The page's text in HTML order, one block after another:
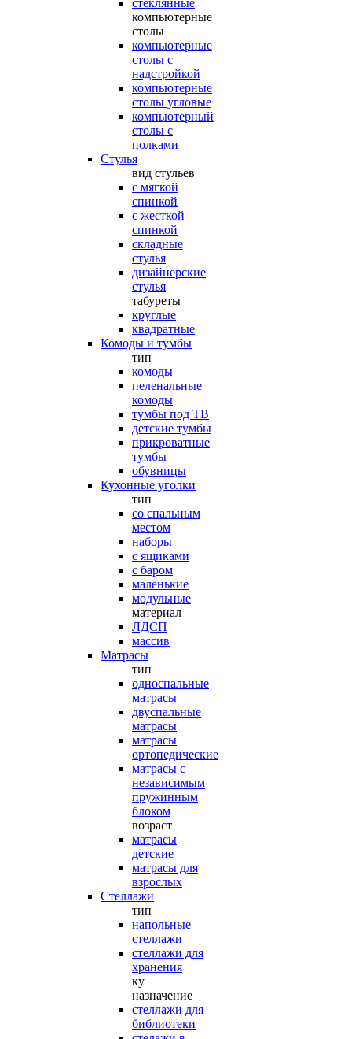
стеклянные
компьютерные
столы
компьютерные
столы с
надстройкой
компьютерные
столы угловые
компьютерный
столы с
полками
Стулья
вид стульев
с мягкой
спинкой
с жесткой
спинкой
складные
стулья
дизайнерские
стулья
табуреты
круглые
квадратные
Комоды и тумбы
тип
комоды
пеленальные
комоды
тумбы под ТВ
детские тумбы
прикроватные
тумбы
обувницы
Кухонные уголки
тип
со спальным
местом
наборы
с ящиками
с баром
маленькие
модульные
материал
ЛДСП
массив
Матрасы
тип
односпальные
матрасы
двуспальные
матрасы
матрасы
ортопедические
матрасы с
независимым
пружинным
блоком
возраст
матрасы
детские
матрасы для
взрослых
Стеллажи
тип
напольные
стеллажи
стеллажи для
хранения
ку
назначение
стеллажи для
библиотеки